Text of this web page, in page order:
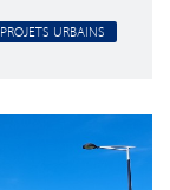
PROJETS URBAINS